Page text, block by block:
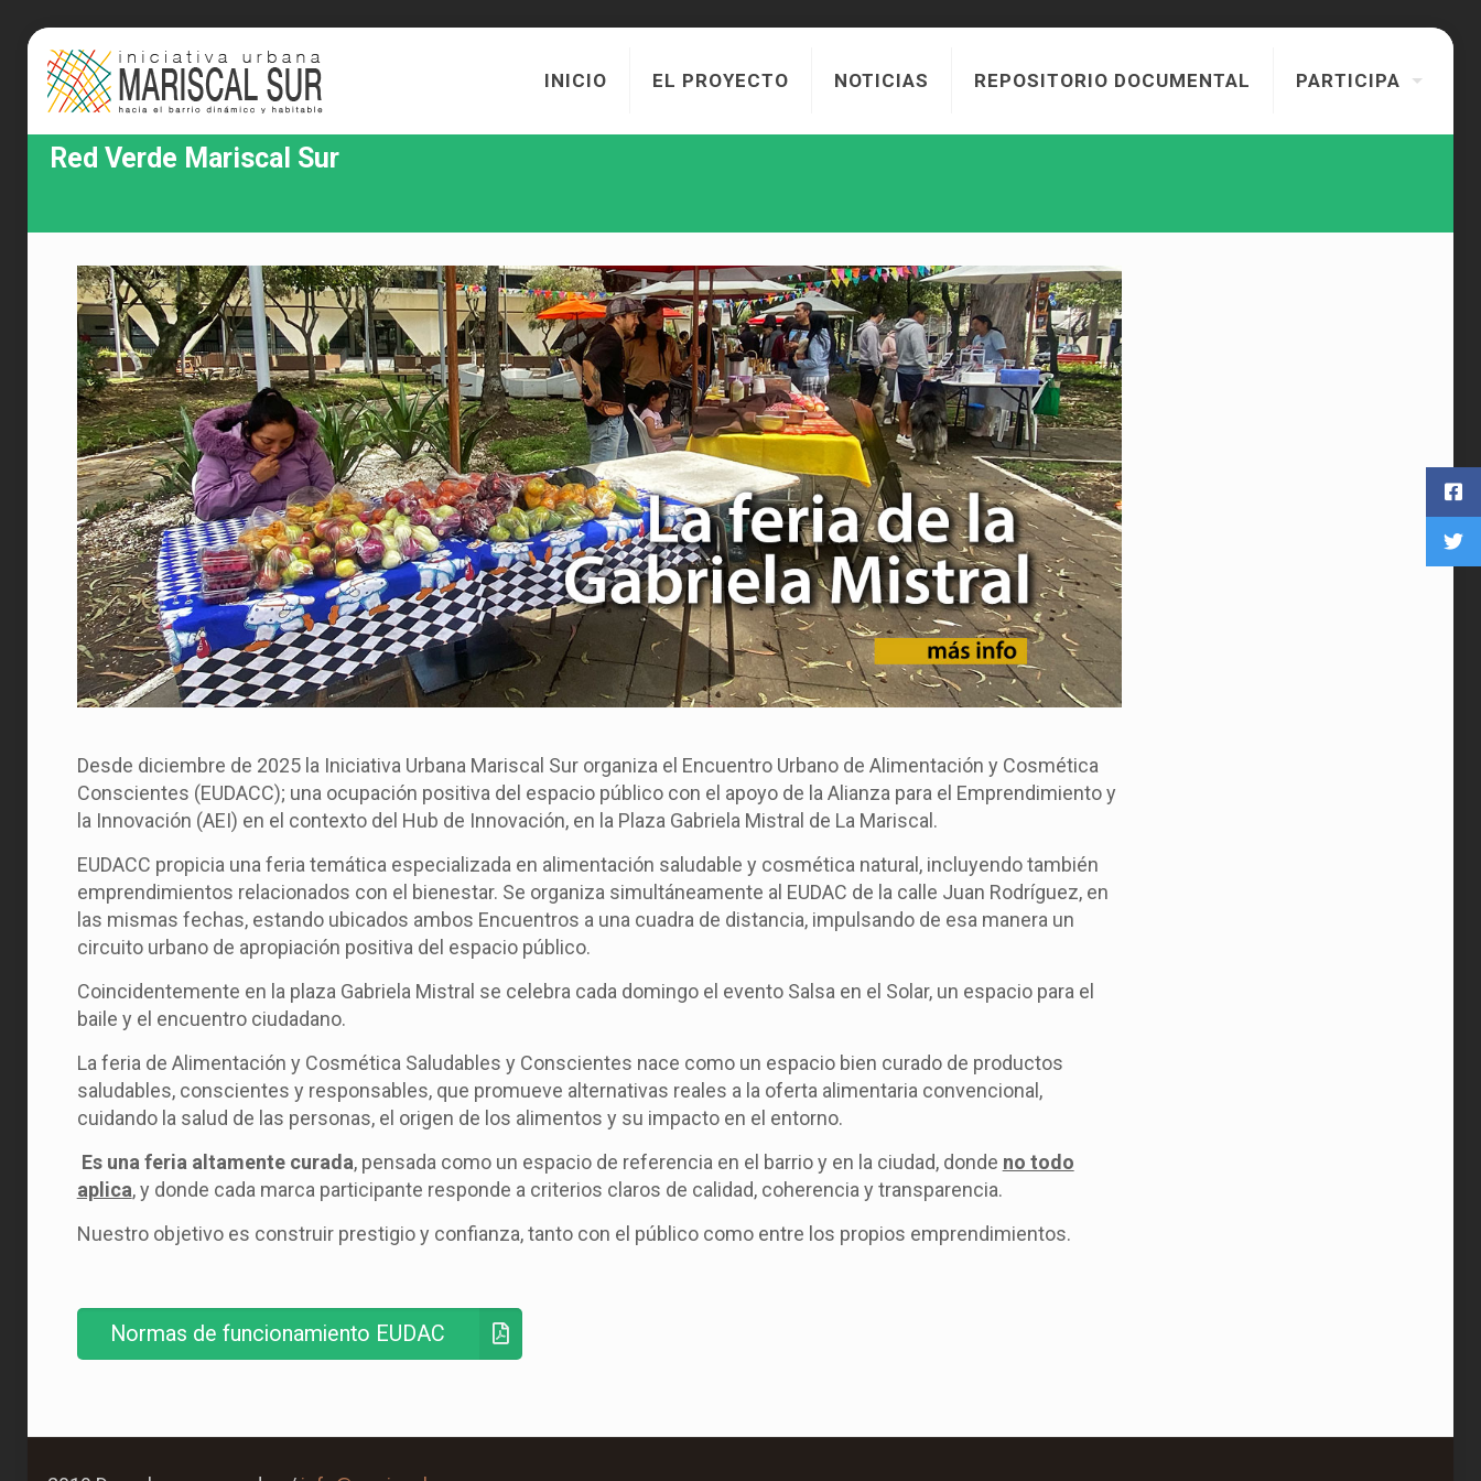
INICIO EL PROYECTO NOTICIAS REPOSITORIO DOCUMENTAL PARTICIPA
Red Verde Mariscal Sur
Desde diciembre de 2025 la Iniciativa Urbana Mariscal Sur organiza el Encuentro Urbano de Alimentación y Cosmética
Conscientes (EUDACC); una ocupación positiva del espacio público con el apoyo de la Alianza para el Emprendimiento y
la Innovación (AEI) en el contexto del Hub de Innovación, en la Plaza Gabriela Mistral de La Mariscal.
EUDACC propicia una feria temática especializada en alimentación saludable y cosmética natural, incluyendo también
emprendimientos relacionados con el bienestar. Se organiza simultáneamente al EUDAC de la calle Juan Rodríguez, en
las mismas fechas, estando ubicados ambos Encuentros a una cuadra de distancia, impulsando de esa manera un
circuito urbano de apropiación positiva del espacio público.
Coincidentemente en la plaza Gabriela Mistral se celebra cada domingo el evento Salsa en el Solar, un espacio para el
baile y el encuentro ciudadano.
La feria de Alimentación y Cosmética Saludables y Conscientes nace como un espacio bien curado de productos
saludables, conscientes y responsables, que promueve alternativas reales a la oferta alimentaria convencional,
cuidando la salud de las personas, el origen de los alimentos y su impacto en el entorno.
Es una feria altamente curada, pensada como un espacio de referencia en el barrio y en la ciudad, donde no todo
aplica, y donde cada marca participante responde a criterios claros de calidad, coherencia y transparencia.
Nuestro objetivo es construir prestigio y confianza, tanto con el público como entre los propios emprendimientos.
Normas de funcionamiento EUDAC